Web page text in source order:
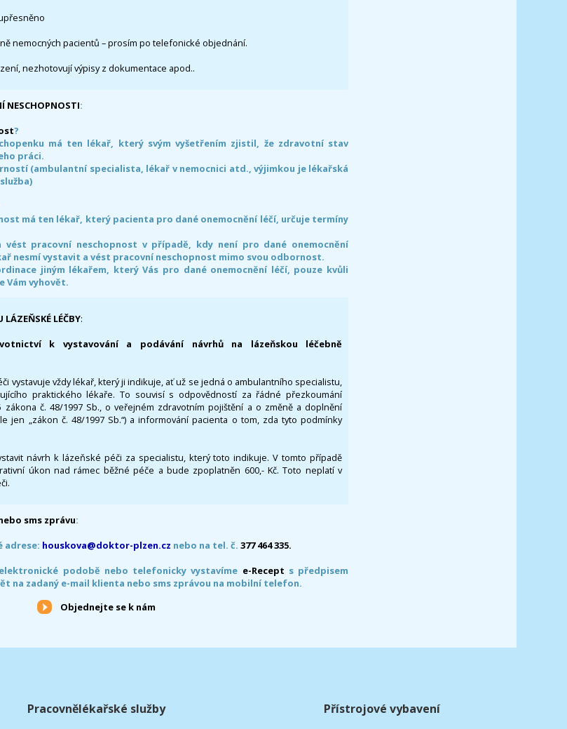
nemocných pacientů – prosím po telefonické objednání.
nezhotovují výpisy z dokumentace apod..
NESCHOPNOSTI:
?
má ten lékař, který svým vyšetřením zjistil, že zdravotní stav
práci.
(ambulantní specialista, lékař v nemocnici atd., výjimkou je lékařská
má ten lékař, který pacienta pro dané onemocnění léčí, určuje termíny
pracovní neschopnost v případě, kdy není pro dané onemocnění
nesmí vystavit a vést pracovní neschopnost mimo svou odbornost.
jiným lékařem, který Vás pro dané onemocnění léčí, pouze kvůli
Vám vyhovět.
LÁZEŇSKÉ LÉČBY:
k vystavování a podávání návrhů na lázeňskou léčebně
vystavuje vždy lékař, který ji indikuje, ať už se jedná o ambulantního specialistu,
praktického lékaře. To souvisí s odpovědností za řádné přezkoumání
č. 48/1997 Sb., o veřejném zdravotním pojištění a o změně a doplnění
jen „zákon č. 48/1997 Sb.“) a informování pacienta o tom, zda tyto podmínky
návrh k lázeňské péči za specialistu, který toto indikuje. V tomto případě
úkon nad rámec běžné péče a bude zpoplatněn 600,- Kč. Toto neplatí v
sms zprávu:
adrese: houskova@doktor-plzen.cz nebo na tel. č. 377 464 335.
podobě nebo telefonicky vystavíme e-Recept s předpisem
na zadaný e-mail klienta nebo sms zprávou na mobilní telefon.
Objednejte se k nám
Pracovnělékařské služby Přístrojové vybavení